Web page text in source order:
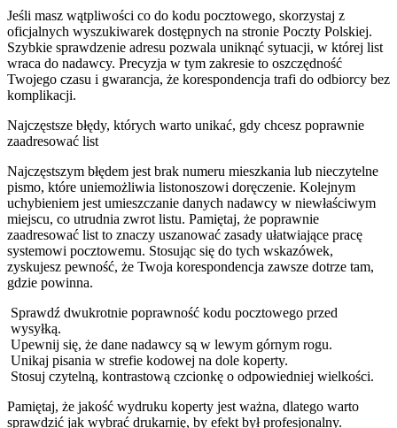
Jeśli masz wątpliwości co do kodu pocztowego, skorzystaj z
oficjalnych wyszukiwarek dostępnych na stronie Poczty Polskiej.
Szybkie sprawdzenie adresu pozwala uniknąć sytuacji, w której list
wraca do nadawcy. Precyzja w tym zakresie to oszczędność
Twojego czasu i gwarancja, że korespondencja trafi do odbiorcy bez
komplikacji.
Najczęstsze błędy, których warto unikać, gdy chcesz poprawnie
zaadresować list
Najczęstszym błędem jest brak numeru mieszkania lub nieczytelne
pismo, które uniemożliwia listonoszowi doręczenie. Kolejnym
uchybieniem jest umieszczanie danych nadawcy w niewłaściwym
miejscu, co utrudnia zwrot listu. Pamiętaj, że poprawnie
zaadresować list to znaczy uszanować zasady ułatwiające pracę
systemowi pocztowemu. Stosując się do tych wskazówek,
zyskujesz pewność, że Twoja korespondencja zawsze dotrze tam,
gdzie powinna.
Sprawdź dwukrotnie poprawność kodu pocztowego przed
wysyłką.
Upewnij się, że dane nadawcy są w lewym górnym rogu.
Unikaj pisania w strefie kodowej na dole koperty.
Stosuj czytelną, kontrastową czcionkę o odpowiedniej wielkości.
Pamiętaj, że jakość wydruku koperty jest ważna, dlatego warto
sprawdzić jak wybrać drukarnię, by efekt był profesjonalny.